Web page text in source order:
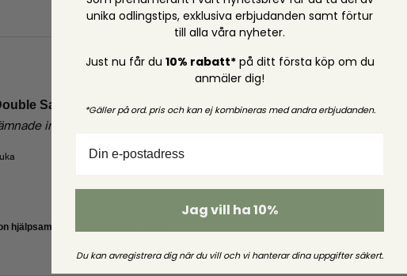
Salmon Gleam
ingen kommentar
hjälpsam?
unika odlingstips, exklusiva erbjudanden samt förtur
till alla våra nyheter.
Just nu får du 10% rabatt*på ditt första köp om du
anmäler dig!
*Gäller på ord. pris och kan ej kombineras med andra erbjudanden.
Jag vill ha 10%
Du kan avregistrera dig när du villochvi hanterar dina uppgifter säkert.